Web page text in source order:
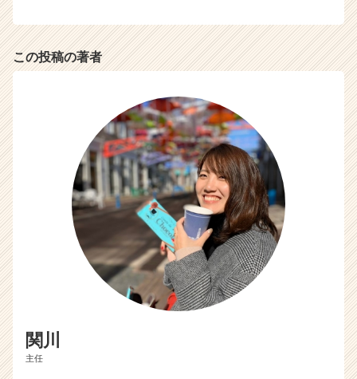
r
この投稿の著者
関川
主任